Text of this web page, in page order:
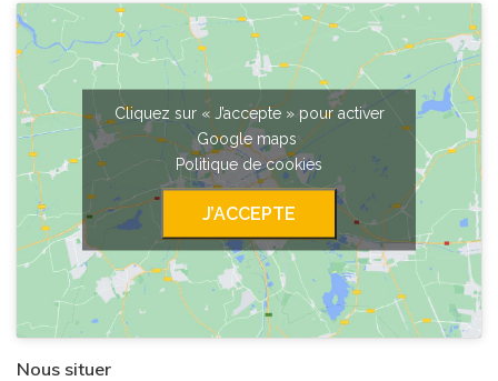
Cliquez sur « J’accepte » pour activer
Google maps
Politique de cookies
J’ACCEPTE
Nous situer